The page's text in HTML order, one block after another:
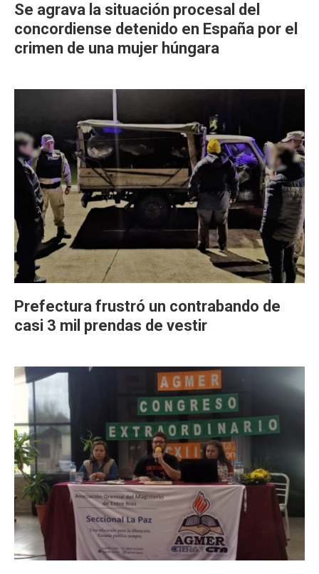
Se agrava la situación procesal del
concordiense detenido en España por el
crimen de una mujer húngara
Prefectura frustró un contrabando de
casi 3 mil prendas de vestir